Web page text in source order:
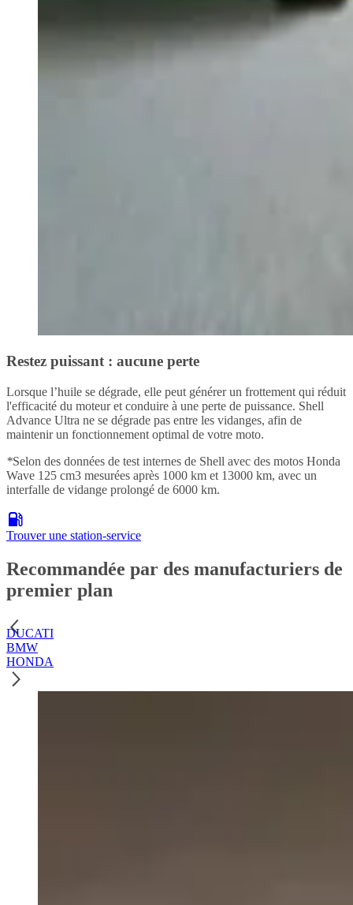
Restez puissant : aucune perte
Lorsque l’huile se dégrade, elle peut générer un frottement qui réduit
l'efficacité du moteur et conduire à une perte de puissance. Shell
Advance Ultra ne se dégrade pas entre les vidanges, afin de
maintenir un fonctionnement optimal de votre moto.
*Selon des données de test internes de Shell avec des motos Honda
Wave 125 cm3 mesurées après 1000 km et 13000 km, avec un
interfalle de vidange prolongé de 6000 km.
Trouver une station-service
Recommandée par des manufacturiers de
premier plan
DUCATI
BMW
HONDA